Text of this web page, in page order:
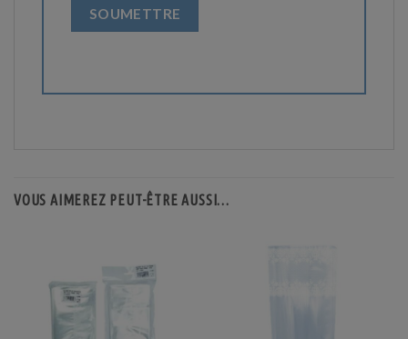
VOUS AIMEREZ PEUT-ÊTRE AUSSI…